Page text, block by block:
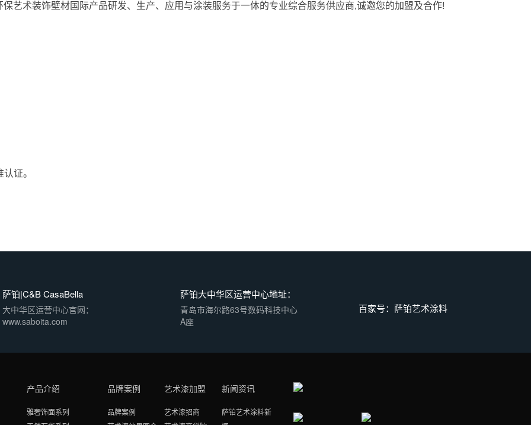
艺术装饰壁材国际产品研发、生产、应用与涂装服务于一体的专业综合服务供应商,诚邀您的加盟及合作!
证。
萨铂|C&B CasaBella
大中华区运营中心官网：
www.saboita.com
萨铂大中华区运营中心地址：
青岛市海尔路63号数码科技中心
A座
百家号：萨铂艺术涂料
产品介绍
雅奢饰面系列
品牌案例
品牌案例
艺术漆加盟
艺术漆招商
新闻资讯
萨铂艺术涂料新